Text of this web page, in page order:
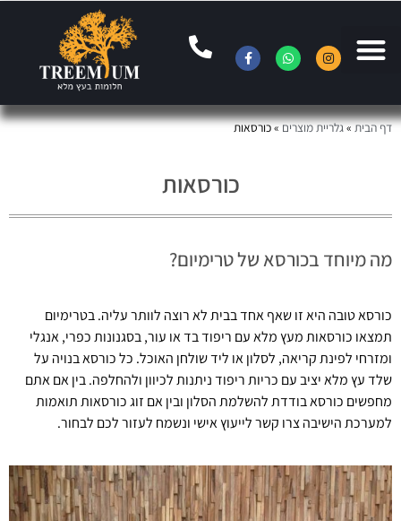
דף הבית»גלריית מוצרים»כורסאות
כורסאות
מה מיוחד בכורסא של טרימיום?
כורסא טובה היא זו שאף אחד בבית לא רוצה לוותר עליה. בטרימיום
תמצאו כורסאות מעץ מלא עם ריפוד בד או עור, בסגנונות כפרי, אנגלי
ומזרחי לפינת קריאה, לסלון או ליד שולחן האוכל. כל כורסא בנויה על
שלד עץ מלא יציב עם כריות ריפוד ניתנות לכיוון ולהחלפה. בין אם אתם
מחפשים כורסא בודדת להשלמת הסלון ובין אם זוג כורסאות תואמות
למערכת הישיבה צרו קשר לייעוץ אישי ונשמח לעזור לכם לבחור.